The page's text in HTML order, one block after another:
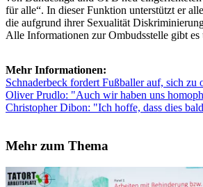
für alle“. In dieser Funktion unterstützt er
die aufgrund ihrer Sexualität
Alle Informationen zur Ombudsstelle gibt es
Mehr Informationen:
Schnaderbeck fordert Fußballer auf, sich zu
Oliver Prudlo: "Auch wir haben uns
Christopher Dibon: "Ich hoffe, dass dies
Mehr zum Thema